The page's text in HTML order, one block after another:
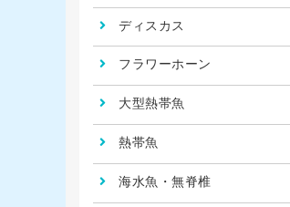
ディスカス
フラワーホーン
大型熱帯魚
熱帯魚
海水魚・無脊椎